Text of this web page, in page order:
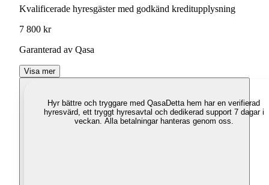
Kvalificerade hyresgäster med godkänd kreditupplysning
7 800 kr
Garanterad av Qasa
Visa mer
Hyr bättre och tryggare med QasaDetta hem har en verifierad
hyresvärd, ett tryggt hyresavtal och dedikerad support 7 dagar i
veckan. Alla betalningar hanteras genom oss.